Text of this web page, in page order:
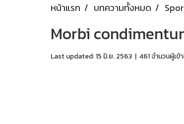
หน้าแรก บทความทั้งหมด
Morbi
Last updated: 15 มิ.ย. 2563 | 461 จำนวนผู้เข้